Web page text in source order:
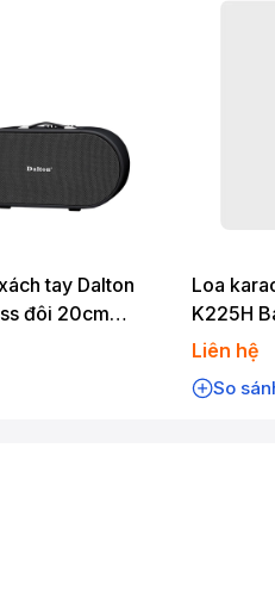
tay Dalton
đôi 20cm
Bluetooth
Loa
K225H
Karaoke
Liên hệ
So